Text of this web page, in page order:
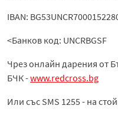
IBAN:
<Банков код: UNCRBGSF
Чрез онлайн дарения от
БЧК -www.redcross.bg
Или със SMS 1255 - на